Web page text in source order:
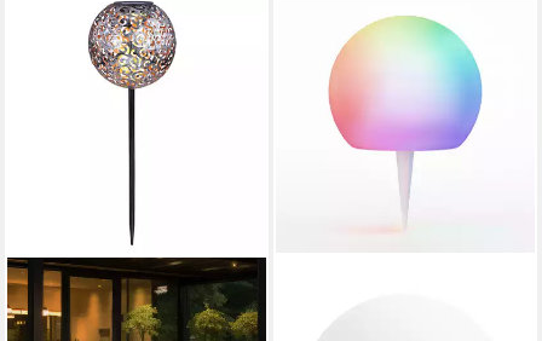
GLOBO LIGHTING
LED Außen-Stehlampe, LED-